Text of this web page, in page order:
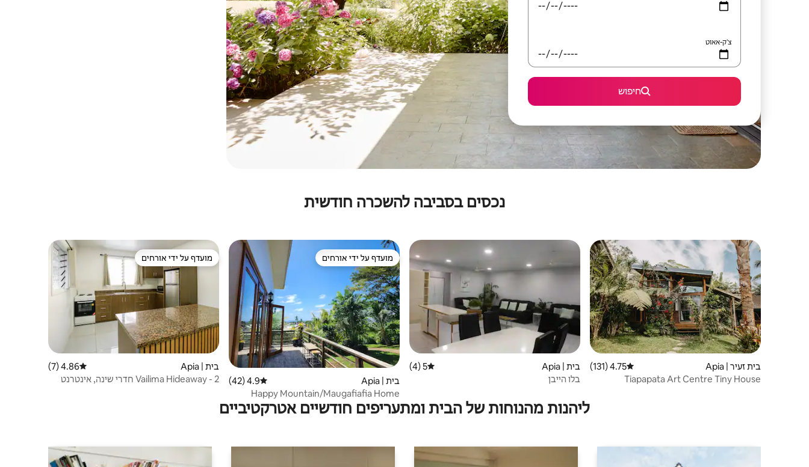
צ'ק-אאוט
חיפוש
נכסים בסביבה להשכרה חודשית
בית זעיר | Apia דירוג ממוצע של 4.75 מתוך 5, 131 ביקורות
4.75 (131)
Tiapapata Art Centre Tiny House
בית | Apia דירוג ממוצע של 5 מתוך 5, 4 ביקורות
5 (4)
בלו הייבן
מועדף על ידי אורחים
מועדף על ידי אורחים
בית | Apia דירוג ממוצע של 4.9 מתוך 5, 42 ביקורות
4.9 (42)
Happy Mountain/Maugafiafia Home
מועדף על ידי אורחים
מועדף על ידי אורחים
בית | Apia דירוג ממוצע של 4.86 מתוך 5, 7 ביקורות
4.86 (7)
Vailima Hideaway - 2 חדרי שינה, אינטרנט
ליהנות מהנוחות של הבית ומתעריפים חודשיים אטרקטיביים